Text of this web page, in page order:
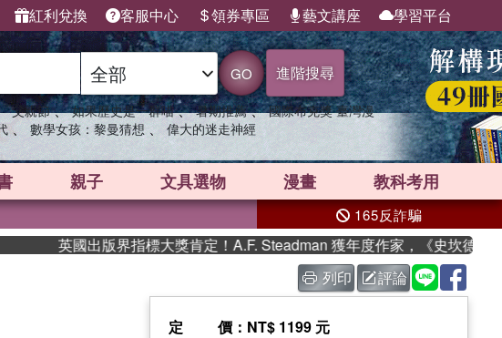
紅利兌換 客服中心 領券專區 藝文講座 學習平台
GO 進階搜尋
父親節 、 如果歷史是一群喵 、 暑期推薦 、 國際布克獎 臺灣漫
、 數學女孩：黎曼猜想 、 偉大的迷走神經
親子 文具選物 漫畫 教科考用
165反詐騙
英國出版界指標大獎肯定！A.F. Steadman 獲年度作家，《史坎德》系列
列印 評論
定價 ：NT$ 1199 元